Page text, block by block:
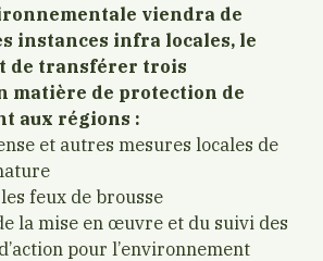
viendra de
instances infra locales, le
de transférer trois
matière de protection de
aux régions :
et autres mesures locales de
feux de brousse
la mise en œuvre et du suivi des
pour l’environnement